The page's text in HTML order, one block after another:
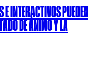
INTERACTIVOS PUEDEN
DE ÁNIMO Y LA